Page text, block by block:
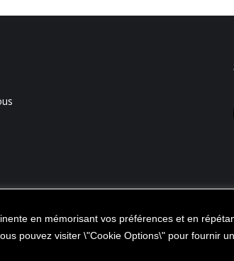
en mémorisant vos préférences et en
pouvez visiter \"Cookie Options\" pour fournir